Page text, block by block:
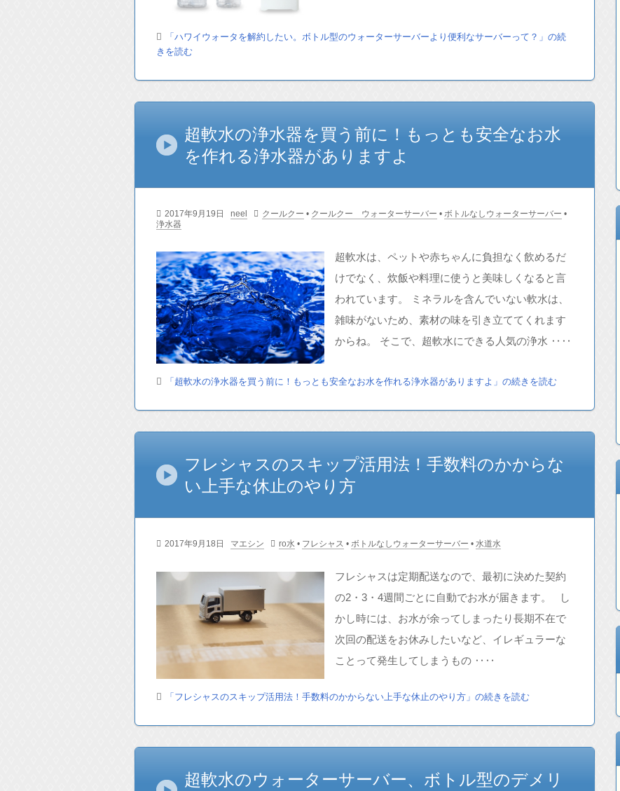
「ハワイウォータを解約したい。ボトル型のウォーターサーバーより便利なサーバーって？」の続
きを読む
超軟水の浄水器を買う前に！もっとも安全なお水
を作れる浄水器がありますよ
2017年9月19日 neel クールクー • クールクー ウォーターサーバー • ボトルなしウォーターサーバー •
浄水器
超軟水は、ペットや赤ちゃんに負担なく飲めるだ
けでなく、炊飯や料理に使うと美味しくなると言
われています。 ミネラルを含んでいない軟水は、
雑味がないため、素材の味を引き立ててくれます
からね。 そこで、超軟水にできる人気の浄水 ‥‥
「超軟水の浄水器を買う前に！もっとも安全なお水を作れる浄水器がありますよ」の続きを読む
フレシャスのスキップ活用法！手数料のかからな
い上手な休止のやり方
2017年9月18日 マエシン ro水 • フレシャス • ボトルなしウォーターサーバー • 水道水
フレシャスは定期配送なので、最初に決めた契約
の2・3・4週間ごとに自動でお水が届きます。 し
かし時には、お水が余ってしまったり長期不在で
次回の配送をお休みしたいなど、イレギュラーな
ことって発生してしまうもの ‥‥
「フレシャスのスキップ活用法！手数料のかからない上手な休止のやり方」の続きを読む
超軟水のウォーターサーバー、ボトル型のデメリ